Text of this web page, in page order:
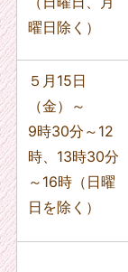
曜日除く）
５月15日
（金）～
9時30分～12
時、13時30分
～16時（日曜
日を除く）